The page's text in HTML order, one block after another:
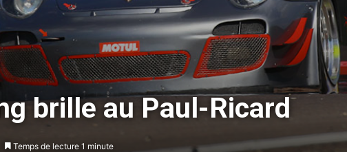
brille au Paul-Ricard
Temps de lecture 1 minute